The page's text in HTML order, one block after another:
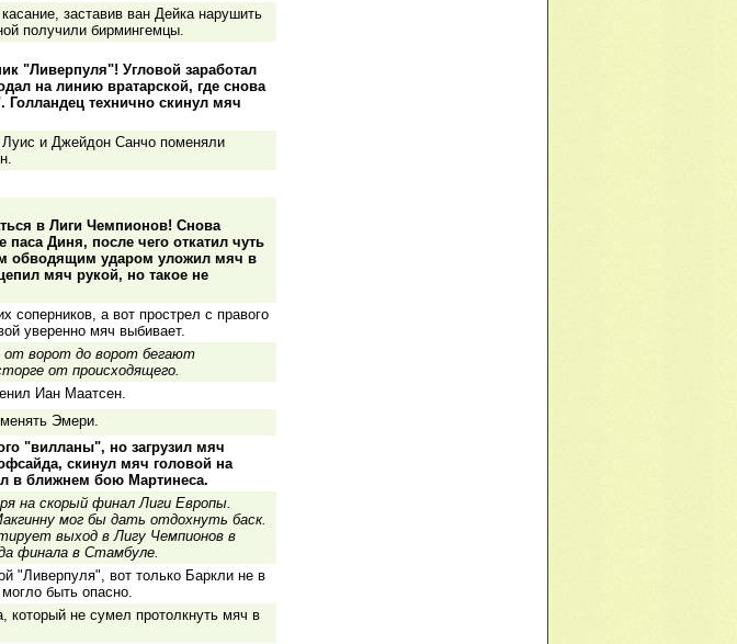
заставив ван Дейка нарушить
получили бирмингемцы.
"Ливерпуля"! Угловой заработал
на линию вратарской, где снова
технично скинул мяч
и Джейдон Санчо поменяли
в Лиги Чемпионов! Снова
Диня, после чего откатил чуть
обводящим ударом уложил мяч в
мяч рукой, но такое не
соперников, а вот прострел с правого
уверенно мяч выбивает.
от ворот до ворот бегают
от происходящего.
Иан Маатсен.
Эмери.
"вилланы", но загрузил мяч
скинул мяч головой на
в ближнем бою Мартинеса.
на скорый финал Лиги Европы.
мог бы дать отдохнуть баск.
выход в Лигу Чемпионов в
финала в Стамбуле.
"Ливерпуля", вот только Баркли не в
быть опасно.
который не сумел протолкнуть мяч в